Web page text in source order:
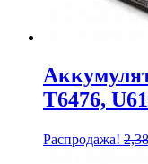
T6476,
Распродажа!